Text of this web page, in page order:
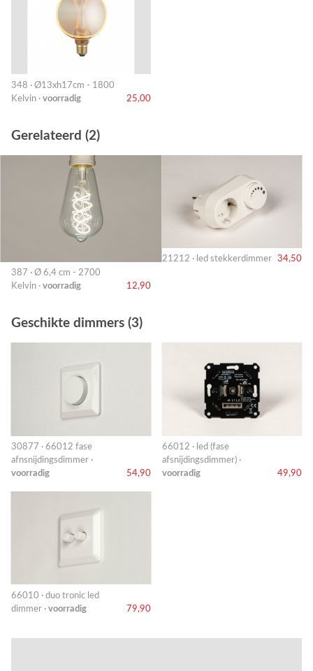
348 · Ø13xh17cm - 1800
Kelvin · voorradig 25,00
Gerelateerd (2)
387 · Ø 6,4 cm - 2700
Kelvin · voorradig 12,90
21212 · led stekkerdimmer 34,50
Geschikte dimmers (3)
30877 · 66012 fase
afnsnijdingsdimmer ·
voorradig
54,90
66012 · led (fase
afsnijdingsdimmer) ·
voorradig
49,90
66010 · duo tronic led
dimmer · voorradig 79,90